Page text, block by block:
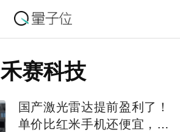
禾赛科技
国产激光雷达提前盈利了！
单价比红米手机还便宜，日